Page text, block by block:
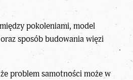
pokoleniami, model
sposób budowania więzi
problem samotności może w